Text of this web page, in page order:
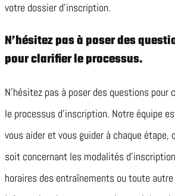
votre dossier d’inscription.
N’hésitez pas à poser des
pour clarifier le processus.
N’hésitez pas à poser des questions pour
le processus d’inscription. Notre équipe
vous aider et vous guider à chaque étape,
soit concernant les modalités
horaires des entraînements ou toute autre